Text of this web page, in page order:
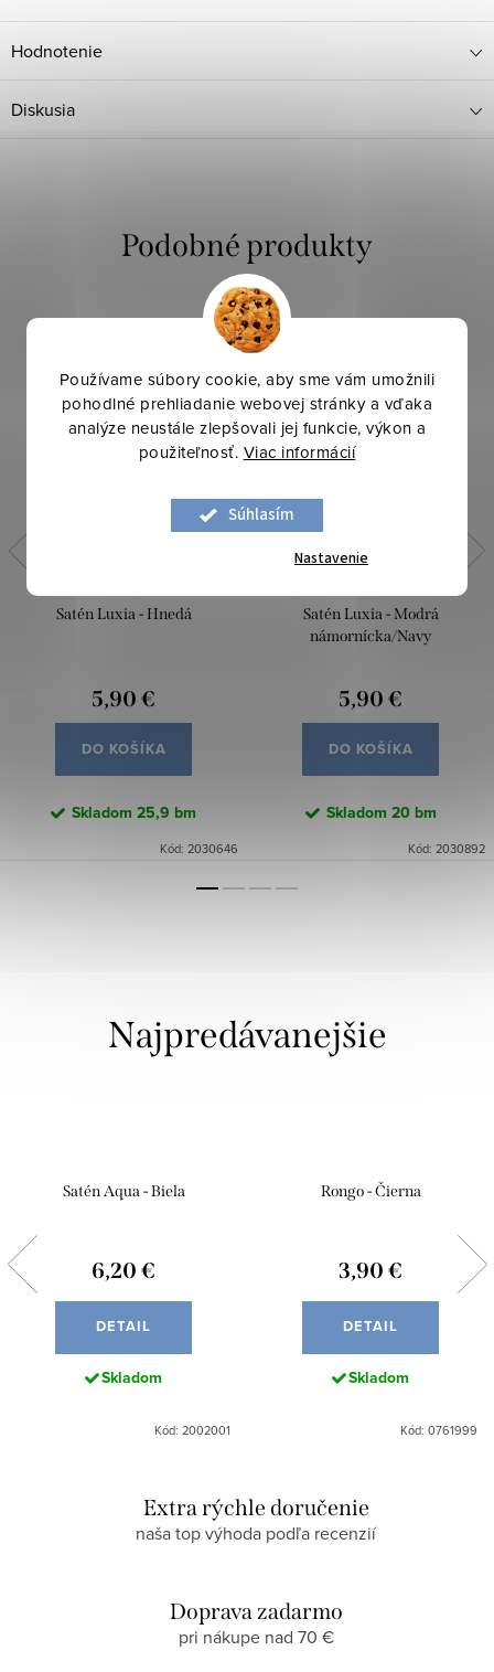
Používame súbory cookie, aby sme vám umožnili
pohodlné prehliadanie webovej stránky a vďaka
analýze neustále zlepšovali jej funkcie, výkon a
použiteľnosť. Viac informácií
Súhlasím
Nastavenie
Hodnotenie
Diskusia
Satén Luxia - Hnedá
5,90 €
DO KOŠÍKA
Skladom 25,9 bm
Kód: 2030646
Satén Luxia - Modrá
námornícka/Navy
5,90 €
DO KOŠÍKA
Skladom 20 bm
Kód: 2030892
Najpredávanejšie
Satén Aqua - Biela
6,20 €
DETAIL
Skladom
Kód: 2002001
Rongo - Čierna
3,90 €
DETAIL
Skladom
Kód: 0761999
Extra rýchle doručenie
naša top výhoda podľa recenzií
Doprava zadarmo
pri nákupe nad 70 €